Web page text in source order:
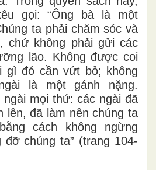
gọi: “Ông bà là một
ta phải chăm sóc và
chứ không phải gửi các
lão. Không được coi
gì đó cần vứt bỏ; không
là một gánh nặng.
mọi thứ: các ngài đã
lên, đã làm nên chúng ta
cách không ngừng
chúng ta” (trang 104-